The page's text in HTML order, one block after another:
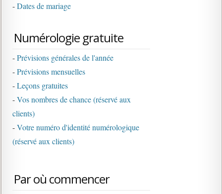
-Dates de mariage
Numérologie gratuite
-Prévisions générales de l'année
-Prévisions mensuelles
-Leçons gratuites
-Vos nombres de chance (réservé aux
clients)
-Votre numéro d'identité numérologique
(réservé aux clients)
Par où commencer